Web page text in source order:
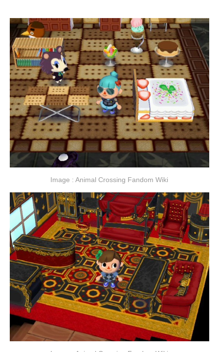
Image : Animal Crossing Fandom Wiki